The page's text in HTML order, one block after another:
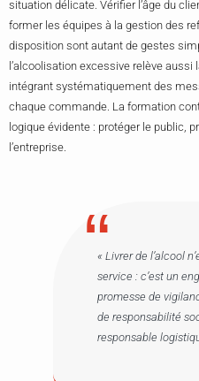
situation délicate. Vérifier l’âge du
former les équipes à la gestion des
disposition sont autant de gestes
l’alcoolisation excessive relève
intégrant systématiquement des
chaque commande. La formation
logique évidente : protéger le public,
l’entreprise.
« Livrer de l’alcool
service : c’est un
promesse de
de responsabilité
responsable